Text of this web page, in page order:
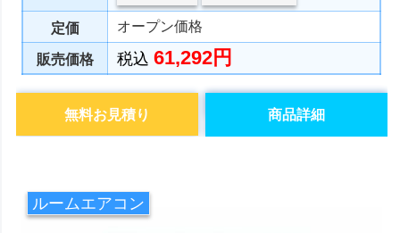
定価 オープン価格
販売価格 税込61,292円
商品詳細
無料お見積り
ルームエアコン